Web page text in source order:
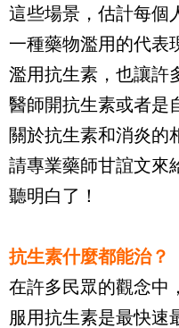
這些場景，估計每個
一種藥物濫用的代表
濫用抗生素，也讓許
醫師開抗生素或者是
關於抗生素和消炎的
請專業藥師甘誼文來
聽明白了！
抗生素什麼都能治？
在許多民眾的觀念中
服用抗生素是最快速